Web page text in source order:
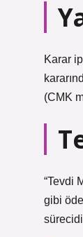
Karar
(CMK
“Tevdi
gibi